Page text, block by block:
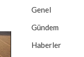
Genel
Gündem
Haberler